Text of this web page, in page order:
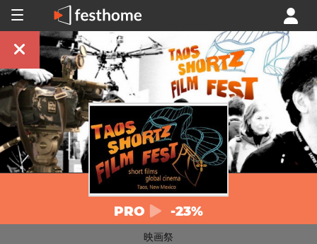
PRO -23%
映画祭